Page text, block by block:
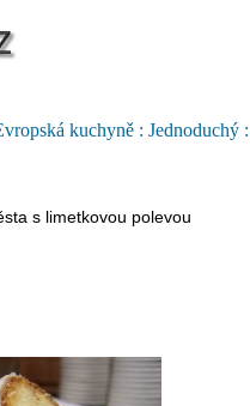
kuchyně : Jednoduchý :
s limetkovou polevou